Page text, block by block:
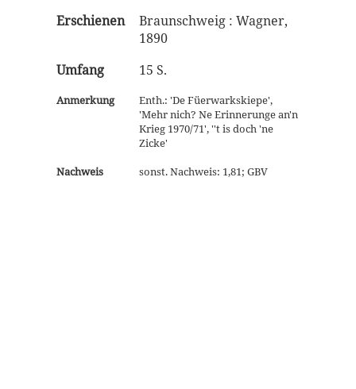
Erschienen
Braunschweig : Wagner,
1890
Umfang
15 S.
Anmerkung
Enth.: 'De Füerwarkskiepe',
'Mehr nich? Ne Erinnerunge an'n
Krieg 1970/71', ''t is doch 'ne
Zicke'
Nachweis
sonst. Nachweis: 1,81; GBV